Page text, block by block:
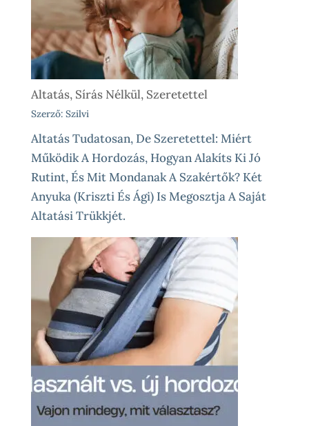
Altatás, Sírás Nélkül, Szeretettel
Szerző: Szilvi
Altatás Tudatosan, De Szeretettel: Miért
Működik A Hordozás, Hogyan Alakíts Ki Jó
Rutint, És Mit Mondanak A Szakértők? Két
Anyuka (Kriszti És Ági) Is Megosztja A Saját
Altatási Trükkjét.